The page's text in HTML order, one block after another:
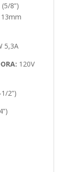
8”)
13mm
5,3A
120V
2”)